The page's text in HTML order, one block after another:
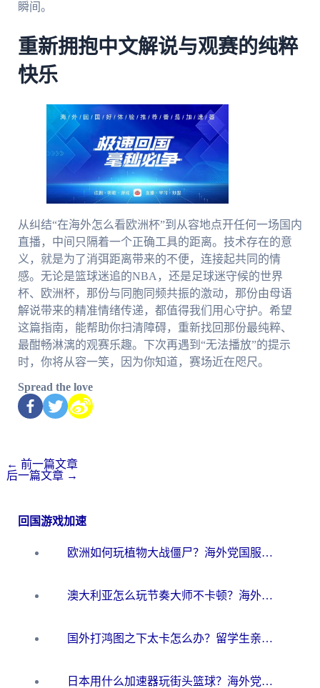
瞬间。
重新拥抱中文解说与观赛的纯粹
快乐
从纠结“在海外怎么看欧洲杯”到从容地点开任何一场国内
直播，中间只隔着一个正确工具的距离。技术存在的意
义，就是为了消弭距离带来的不便，连接起共同的情
感。无论是篮球迷追的NBA，还是足球迷守候的世界
杯、欧洲杯，那份与同胞同频共振的激动，那份由母语
解说带来的精准情绪传递，都值得我们用心守护。希望
这篇指南，能帮助你扫清障碍，重新找回那份最纯粹、
最酣畅淋漓的观赛乐趣。下次再遇到“无法播放”的提示
时，你将从容一笑，因为你知道，赛场近在咫尺。
Spread the love
← 前一篇文章
后一篇文章 →
回国游戏加速
欧洲如何玩植物大战僵尸？海外党国服游戏加速避坑指南（附实测对比）
澳大利亚怎么玩节奏大师不卡顿？海外党国服游戏加速终极指南
国外打鸿图之下太卡怎么办？留学生亲测有效的国服游戏加速方案
日本用什么加速器玩街头篮球？海外党国服游戏不卡顿的终极攻略